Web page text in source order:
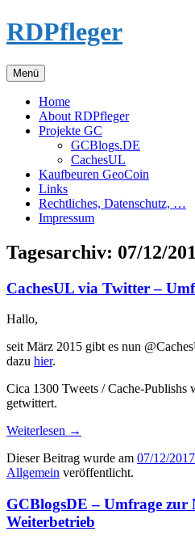
Zum
Inhalt
RDPfleger
Menü
Home
About RDPfleger
Projekte GC
GCBlogs.DE
CachesUL
Kaufbeuren GeoCoin
Links
Rechtliches, Datenschutz, …
Impressum
Tagesarchiv: 07/12/
CachesUL via Twitter –
Hallo,
seit März 2015 gibt es nun
dazu hier.
Cica 1300 Tweets / Cache-Publishs
getwittert.
Weiterlesen →
Dieser Beitrag wurde am 07/12/2017
Allgemein veröffentlicht.
GCBlogsDE – Umfrage zur
Weiterbetrieb